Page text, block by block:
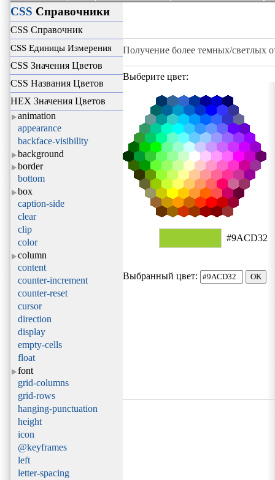
CSS Справочники
CSS Справочник
CSS Единицы Измерения
CSS Значения Цветов
CSS Названия Цветов
HEX Значения Цветов
animation
appearance
backface-visibility
background
border
bottom
box
caption-side
clear
clip
color
column
content
counter-increment
counter-reset
cursor
direction
display
empty-cells
float
font
grid-columns
grid-rows
hanging-punctuation
height
icon
@keyframes
left
letter-spacing
Получение более темных/светлых
Выберите цвет:
#9ACD32
Выбранный цвет: